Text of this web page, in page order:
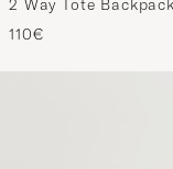
2 Way Tote
110€